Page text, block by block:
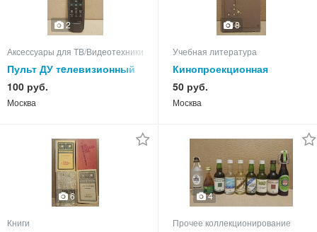
2
Аксессуары для ТВ/Видеотехники
Пульт ДУ тeлевизионный
Rolsen К11F-С9.
100 руб.
Москва
8
Учебная литература
Кинопроекционная
техника. Л.С. Гинзбург, К.Б.
Данилов, Н.М. Королев.
50 руб.
Москва
6
Книги
4
Прочее коллекционирование